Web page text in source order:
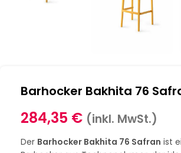
Barhocker Bakhita 76
284,35 € (inkl. MwSt.)
Der Barhocker Bakhita 76 Safran ist